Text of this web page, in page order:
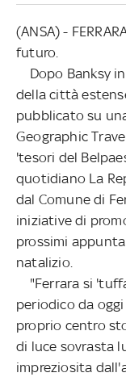
(ANSA) -
futuro.
Dopo Banksy
della città
pubblicato su
Geographic
'tesori del
quotidiano La
dal Comune di
iniziative di
prossimi
natalizio.
"Ferrara si
periodico da
proprio centro
di luce sovrasta
impreziosita